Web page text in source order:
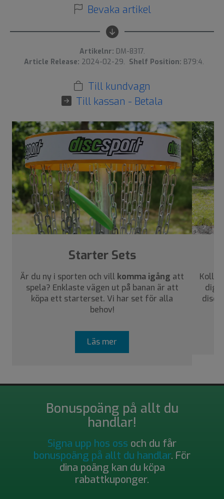
Bevaka artikel
Artikelnr: DM-8317.
Article Release: 2024-02-29. Shelf Position: B79:4.
Till kundvagn
Till kassan - Betala
›
Starter Sets
Är du ny i sporten och vill komma igång att
spela? Enklaste vägen ut på banan är att
köpa ett starterset. Vi har set för alla
behov!
Läs mer
Kolla
dig
Bonuspoäng på allt du
handlar!
Signa upp hos oss och du får
bonuspoäng på allt du handlar. För
dina poäng kan du köpa
rabattkuponger.